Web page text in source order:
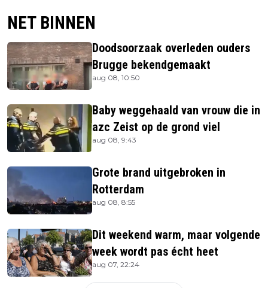
NET BINNEN
Doodsoorzaak overleden ouders
Brugge bekendgemaakt
aug 08, 10:50
Baby weggehaald van vrouw die in
azc Zeist op de grond viel
aug 08, 9:43
Grote brand uitgebroken in
Rotterdam
aug 08, 8:55
Dit weekend warm, maar volgende
week wordt pas écht heet
aug 07, 22:24